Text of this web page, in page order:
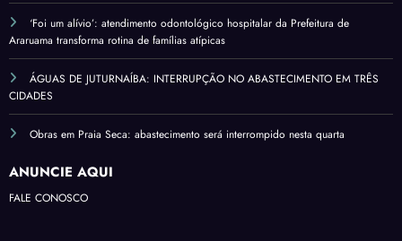
‘Foi um alívio’: atendimento odontológico hospitalar da Prefeitura de
Araruama transforma rotina de famílias atípicas
ÁGUAS DE JUTURNAÍBA: INTERRUPÇÃO NO ABASTECIMENTO EM TRÊS
CIDADES
Obras em Praia Seca: abastecimento será interrompido nesta quarta
ANUNCIE AQUI
FALE CONOSCO